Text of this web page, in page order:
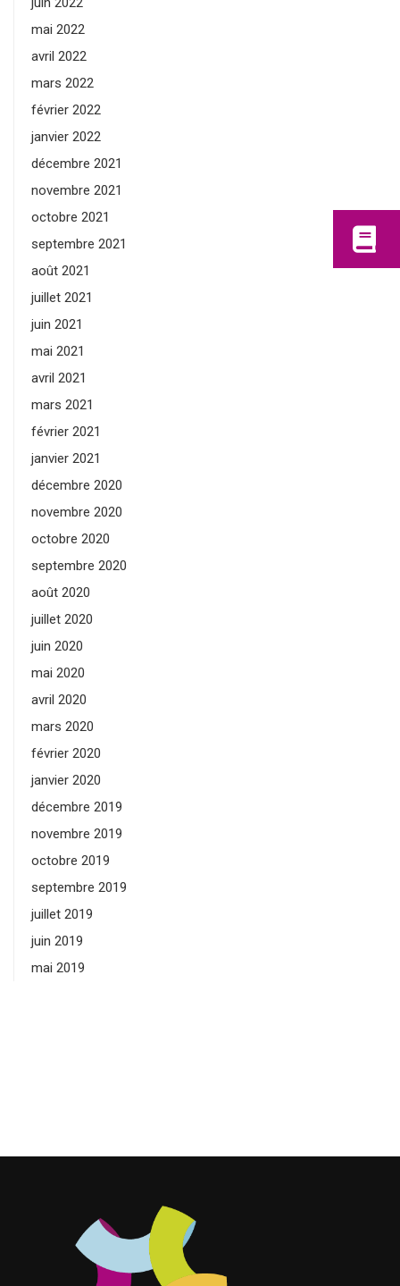
mai 2022
avril 2022
mars 2022
février 2022
janvier 2022
décembre 2021
novembre 2021
octobre 2021
septembre 2021
août 2021
juillet 2021
juin 2021
mai 2021
avril 2021
mars 2021
février 2021
janvier 2021
décembre 2020
novembre 2020
octobre 2020
septembre 2020
août 2020
juillet 2020
juin 2020
mai 2020
avril 2020
mars 2020
février 2020
janvier 2020
décembre 2019
novembre 2019
octobre 2019
septembre 2019
juillet 2019
juin 2019
mai 2019